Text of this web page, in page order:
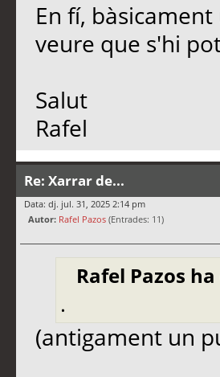
En fí,
veure que s'hi
Salut
Rafel
Re: Xarrar de...
Data: dj. jul. 31, 2025 2:14 pm
Autor: Rafel Pazos (Entrades: 11)
Rafel Pazos
.
(antigament un